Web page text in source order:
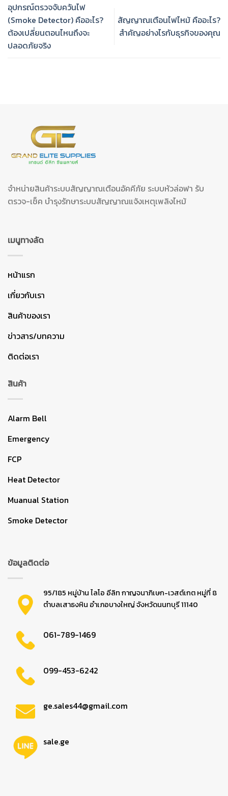
อุปกรณ์ตรวจจับควันไฟ
(Smoke Detector) คืออะไร?
ต้องเปลี่ยนตอนไหนถึงจะ
ปลอดภัยจริง
สัญญาณเตือนไฟไหม้ คืออะไร?
สำคัญอย่างไรกับธุรกิจของคุณ
จำหน่ายสินค้าระบบสัญญาณเตือนอัคคีภัย ระบบหัวล่อฟา รับ
ตรวจ-เช็ค บำรุงรักษาระบบสัญญาณแจ้งเหตุเพลิงไหม้
เมนูทางลัด
หน้าแรก
เกี่ยวกับเรา
สินค้าของเรา
ข่าวสาร/บทความ
ติดต่อเรา
สินค้า
Alarm Bell
Emergency
FCP
Heat Detector
Muanual Station
Smoke Detector
ข้อมูลติดต่อ
95/185 หมู่บ้าน ไลโอ อีลิท กาญจนาภิเษก-เวสต์เกต หมู่ที่ 8
ตำบลเสาธงหิน อำเภอบางใหญ่ จังหวัดนนทบุรี 11140
061-789-1469
099-453-6242
ge.sales44@gmail.com
sale.ge